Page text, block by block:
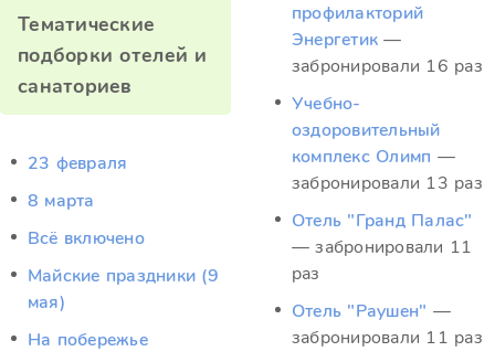
Тематические
подборки отелей и
санаториев
23 февраля
8 марта
Всё включено
Майские праздники (9
мая)
На побережье
профилакторий
Энергетик —
забронировали 16 раз
Учебно-
оздоровительный
комплекс Олимп —
забронировали 13 раз
Отель "Гранд Палас"
— забронировали 11
раз
Отель "Раушен" —
забронировали 11 раз